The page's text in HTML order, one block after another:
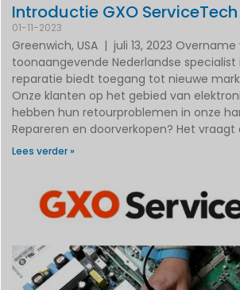
Introductie GXO ServiceTech
01-11-2023
Greenwich, USA | juli 13, 2023 Overname
toonaangevende Nederlandse specialist
reparatie biedt toegang tot nieuwe
Onze klanten op het gebied van
hebben hun retourproblemen in onze
Repareren en doorverkopen? Het vraagt
Lees verder »